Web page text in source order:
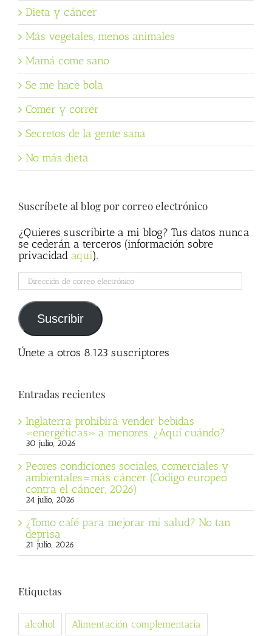
Dieta y cáncer
Más vegetales, menos animales
Mamá come sano
Se me hace bola
Comer y correr
Secretos de la gente sana
No más dieta
Suscríbete al blog por correo electrónico
¿Quieres suscribirte a mi blog? Tus datos nunca
se cederán a terceros (información sobre
privacidad aqui).
Dirección
de
correo
electrónico
Suscribir
Únete a otros 8.123 suscriptores
Entradas recientes
Inglaterra prohibirá vender bebidas
«energéticas» a menores. ¿Aquí cuándo?
30 julio, 2026
Peores condiciones sociales, comerciales y
ambientales=más cáncer (Código europeo
contra el cáncer, 2026)
24 julio, 2026
¿Tomo café para mejorar mi salud? No tan
deprisa
21 julio, 2026
Etiquetas
alcohol Alimentación complementaria